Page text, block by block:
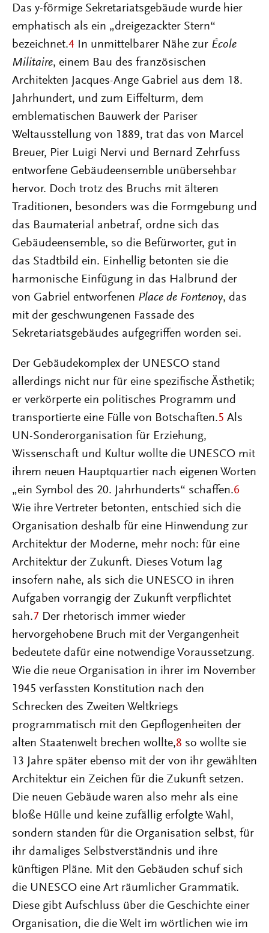
Das y-förmige Sekretariatsgebäude wurde hier
emphatisch als ein „dreigezackter Stern“
bezeichnet.4 In unmittelbarer Nähe zur École
Militaire, einem Bau des französischen
Architekten Jacques-Ange Gabriel aus dem 18.
Jahrhundert, und zum Eiffelturm, dem
emblematischen Bauwerk der Pariser
Weltausstellung von 1889, trat das von Marcel
Breuer, Pier Luigi Nervi und Bernard Zehrfuss
entworfene Gebäudeensemble unübersehbar
hervor. Doch trotz des Bruchs mit älteren
Traditionen, besonders was die Formgebung und
das Baumaterial anbetraf, ordne sich das
Gebäudeensemble, so die Befürworter, gut in
das Stadtbild ein. Einhellig betonten sie die
harmonische Einfügung in das Halbrund der
von Gabriel entworfenen Place de Fontenoy, das
mit der geschwungenen Fassade des
Sekretariatsgebäudes aufgegriffen worden sei.
Der Gebäudekomplex der UNESCO stand
allerdings nicht nur für eine spezifische Ästhetik;
er verkörperte ein politisches Programm und
transportierte eine Fülle von Botschaften.5 Als
UN-Sonderorganisation für Erziehung,
Wissenschaft und Kultur wollte die UNESCO mit
ihrem neuen Hauptquartier nach eigenen Worten
„ein Symbol des 20. Jahrhunderts“ schaffen.6
Wie ihre Vertreter betonten, entschied sich die
Organisation deshalb für eine Hinwendung zur
Architektur der Moderne, mehr noch: für eine
Architektur der Zukunft. Dieses Votum lag
insofern nahe, als sich die UNESCO in ihren
Aufgaben vorrangig der Zukunft verpflichtet
sah.7 Der rhetorisch immer wieder
hervorgehobene Bruch mit der Vergangenheit
bedeutete dafür eine notwendige Voraussetzung.
Wie die neue Organisation in ihrer im November
1945 verfassten Konstitution nach den
Schrecken des Zweiten Weltkriegs
programmatisch mit den Gepflogenheiten der
alten Staatenwelt brechen wollte,8 so wollte sie
13 Jahre später ebenso mit der von ihr gewählten
Architektur ein Zeichen für die Zukunft setzen.
Die neuen Gebäude waren also mehr als eine
bloße Hülle und keine zufällig erfolgte Wahl,
sondern standen für die Organisation selbst, für
ihr damaliges Selbstverständnis und ihre
künftigen Pläne. Mit den Gebäuden schuf sich
die UNESCO eine Art räumlicher Grammatik.
Diese gibt Aufschluss über die Geschichte einer
Organisation, die die Welt im wörtlichen wie im